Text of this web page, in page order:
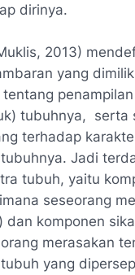
dirinya.
2013)
yang
tubuhnya, serta
terhadap
Jadi
tubuh, yaitu
seseorang
dan komponen
merasakan
yang